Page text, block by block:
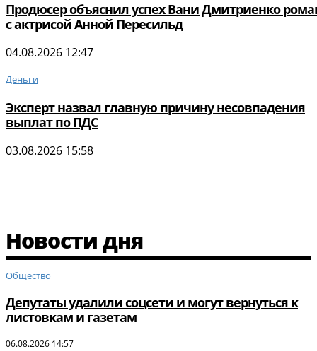
Продюсер объяснил успех Вани Дмитриенко
с актрисой Анной Пересильд
04.08.2026 12:47
Деньги
Эксперт назвал главную причину несовпадения
выплат по ПДС
03.08.2026 15:58
Новости дня
Общество
Депутаты удалили соцсети и могут вернуться к
листовкам и газетам
06.08.2026 14:57